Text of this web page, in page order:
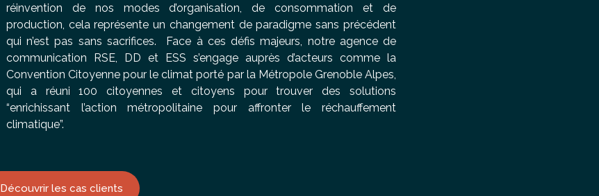
réinvention de nos modes d’organisation, de consommation et de
production, cela représente un changement de paradigme sans précédent
qui n’est pas sans sacrifices.
Face à ces défis majeurs, notre agence de
communication RSE, DD et ESS s’engage auprès d’acteurs comme la
Convention Citoyenne pour le climat porté par la Métropole Grenoble Alpes,
qui a réuni 100 citoyennes et citoyens pour trouver des solutions
“enrichissant l’action métropolitaine pour affronter le réchauffement
climatique”.
Découvrir les cas clients